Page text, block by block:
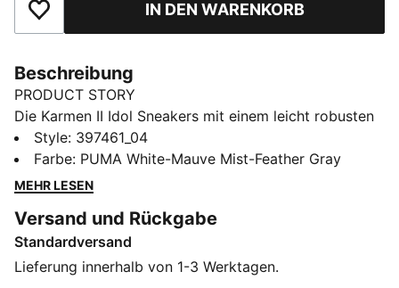
Zu Favoriten hinzufügenIN DEN WARENKORB
Beschreibung
PRODUCT STORY
Die Karmen II Idol Sneakers mit einem leicht robusten
Plateau-Aufbau aus Gummi gehören auf deine
Wunschliste. Das elegante Obermaterial und die
Einlegesohle aus SoftFoam+ sorgen bei jedem Schritt
Ein Style für die Trendsetterin von heute.
FEATURES + VORTEILE
Das Obermaterial der Schuhe besteht zu mindestens
Style: 397461_04
Farbe: PUMA White-Mauve Mist-Feather Gray
MEHR LESEN
Versand und Rückgabe
Standardversand
Lieferung innerhalb von 1-3 Werktagen.